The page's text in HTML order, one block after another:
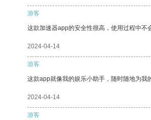
游客
这款加速器app的安全性很高，使用过程中不
2024-04-14
游客
这款app就像我的娱乐小助手，随时随地为我
2024-04-14
游客